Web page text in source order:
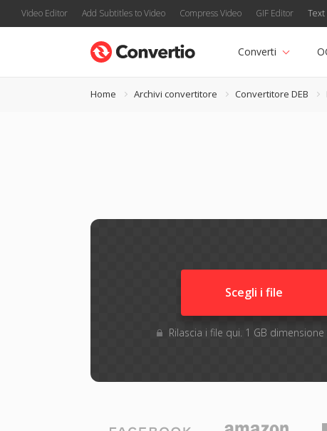
Video Editor Add Subtitles to Video Compress Video GIF Editor Text
Converti
Home Archivi convertitore Convertitore DEB
Scegli i file
Rilascia i file qui. 1 GB